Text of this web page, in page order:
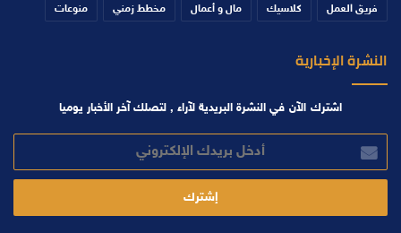
فريق العمل كلاسيك مال و أعمال مخطط زمني منوعات
النشرة الإخبارية
اشترك الآن في النشرة البريدية لآراء , لتصلك آخر الأخبار يوميا
بريدك
الإلكتروني